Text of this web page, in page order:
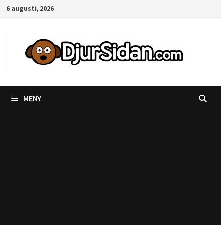
Hoppa
innehåll
6 augusti, 2026
MENY